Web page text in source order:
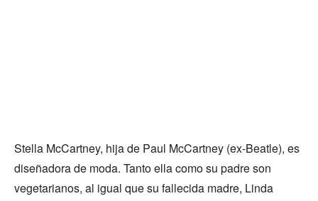
Stella McCartney, hija de Paul McCartney (ex-Beatle), es
diseñadora de moda. Tanto ella como su padre son
vegetarianos, al igual que su fallecida madre, Linda